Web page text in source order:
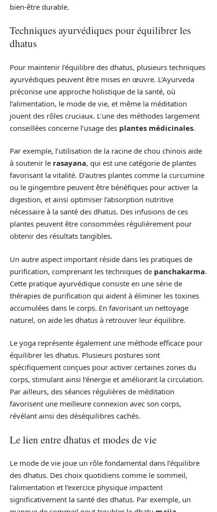
bien-être durable.
Techniques ayurvédiques pour équilibrer les
dhatus
Pour maintenir l’équilibre des dhatus, plusieurs techniques
ayurvédiques peuvent être mises en œuvre. L’Ayurveda
préconise une approche holistique de la santé, où
l’alimentation, le mode de vie, et même la méditation
jouent des rôles cruciaux. L’une des méthodes largement
conseillées concerne l’usage des plantes médicinales.
Par exemple, l’utilisation de la racine de chou chinois aide
à soutenir le rasayana, qui est une catégorie de plantes
favorisant la vitalité. D’autres plantes comme la curcumine
ou le gingembre peuvent être bénéfiques pour activer la
digestion, et ainsi optimiser l’absorption nutritive
nécessaire à la santé des dhatus. Des infusions de ces
plantes peuvent être consommées régulièrement pour
obtenir des résultats tangibles.
Un autre aspect important réside dans les pratiques de
purification, comprenant les techniques de panchakarma.
Cette pratique ayurvédique consiste en une série de
thérapies de purification qui aident à éliminer les toxines
accumulées dans le corps. En favorisant un nettoyage
naturel, on aide les dhatus à retrouver leur équilibre.
Le yoga représente également une méthode efficace pour
équilibrer les dhatus. Plusieurs postures sont
spécifiquement conçues pour activer certaines zones du
corps, stimulant ainsi l’énergie et améliorant la circulation.
Par ailleurs, des séances régulières de méditation
favorisent une meilleure connexion avec son corps,
révélant ainsi des déséquilibres cachés.
Le lien entre dhatus et modes de vie
Le mode de vie joue un rôle fondamental dans l’équilibre
des dhatus. Des choix quotidiens comme le sommeil,
l’alimentation et l’exercice physique impactent
significativement la santé des dhatus. Par exemple, un